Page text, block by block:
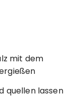
mit dem
quellen lassen